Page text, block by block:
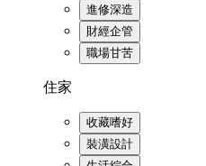
進修深造
財經企管
職場甘苦
住家
收藏嗜好
裝潢設計